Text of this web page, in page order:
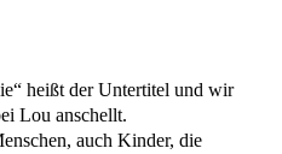
heißt der Untertitel und wir
Lou anschellt.
auch Kinder, die